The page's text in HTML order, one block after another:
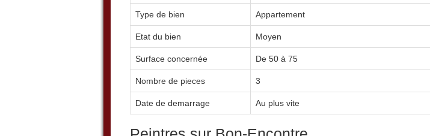
Type de bien Appartement
Etat du bien Moyen
Surface concernée De 50 à 75
Nombre de pieces 3
Date de demarrage Au plus vite